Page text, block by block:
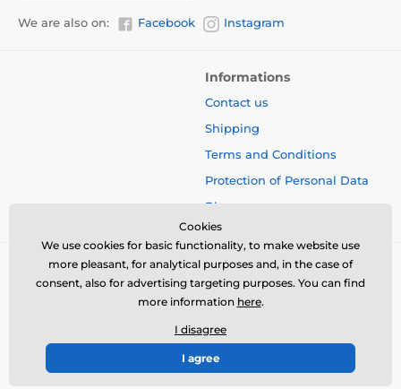
We are also on: Facebook Instagram
Informations
Contact us
Shipping
Terms and Conditions
Protection of Personal Data
Blog
© 2026 www.bbcreamshop.eu ⦁ E-shop created by
Cookies
We use cookies for basic functionality, to make website use
more pleasant, for analytical purposes and, in the case of
consent, also for advertising targeting purposes. You can find
more information here.
I disagree
I agree